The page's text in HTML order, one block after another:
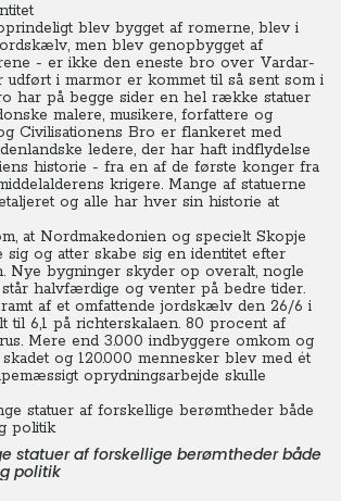
blev bygget af romerne, blev i
men blev genopbygget af
- er ikke den eneste bro over Vardar-
i marmor er kommet til så sent som i
har på begge sider en hel række statuer
malere, musikere, forfattere og
Civilisationens Bro er flankeret med
ledere, der har haft indflydelse
historie - fra en af de første konger fra
krigere. Mange af statuerne
og alle har hver sin historie at
at Nordmakedonien og specielt Skopje
sig og atter skabe sig en identitet efter
Nye bygninger skyder op overalt, nogle
halvfærdige og venter på bedre tider.
af et omfattende jordskælv den 26/6 i
til 6,1 på richterskalaen. 80 procent af
Mere end 3.000 indbyggere omkom og
og 120.000 mennesker blev med ét
oprydningsarbejde skulle
statuer af forskellige berømtheder både
politik